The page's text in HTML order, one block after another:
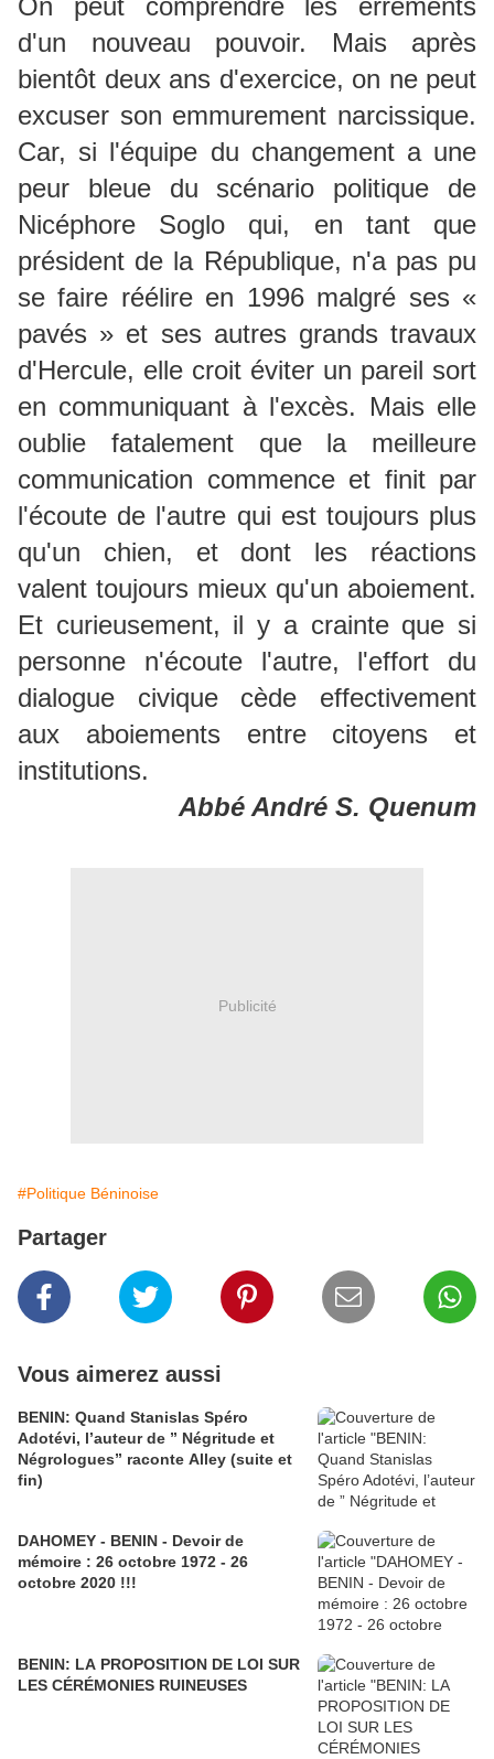
On peut comprendre les errements
d'un nouveau pouvoir. Mais après
bientôt deux ans d'exercice, on ne peut
excuser son emmurement narcissique.
Car, si l'équipe du changement a une
peur bleue du scénario politique de
Nicéphore Soglo qui, en tant que
président de la République, n'a pas pu
se faire réélire en 1996 malgré ses «
pavés » et ses autres grands travaux
d'Hercule, elle croit éviter un pareil sort
en communiquant à l'excès. Mais elle
oublie fatalement que la meilleure
communication commence et finit par
l'écoute de l'autre qui est toujours plus
qu'un chien, et dont les réactions
valent toujours mieux qu'un aboiement.
Et curieusement, il y a crainte que si
personne n'écoute l'autre, l'effort du
dialogue civique cède effectivement
aux aboiements entre citoyens et
institutions.
Abbé André S. Quenum
Publicité
#Politique Béninoise
Partager
Vous aimerez aussi
BENIN: Quand Stanislas Spéro
Adotévi, l’auteur de ” Négritude et
Négrologues” raconte Alley (suite et
fin)
DAHOMEY - BENIN - Devoir de
mémoire : 26 octobre 1972 - 26
octobre 2020 !!!
BENIN: LA PROPOSITION DE LOI SUR
LES CÉRÉMONIES RUINEUSES